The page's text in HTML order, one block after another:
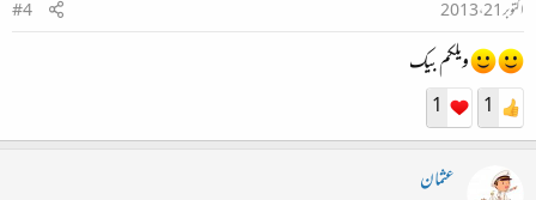
اکتوبر 21، 2013
#4
ویلکم بیک
1
1
عثمان